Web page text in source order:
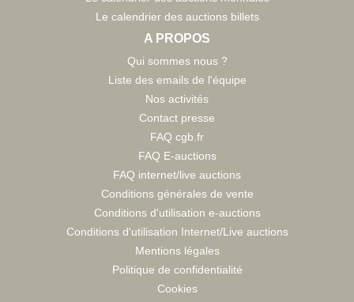
Le calendrier des auctions billets
A PROPOS
Qui sommes nous ?
Liste des emails de l'équipe
Nos activités
Contact presse
FAQ cgb.fr
FAQ E-auctions
FAQ internet/live auctions
Conditions générales de vente
Conditions d'utilisation e-auctions
Conditions d'utilisation Internet/Live auctions
Mentions légales
Politique de confidentialité
Cookies